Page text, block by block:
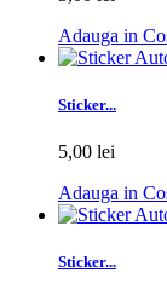
Adauga in
Sticker...
5,00 lei
Adauga in
Sticker...